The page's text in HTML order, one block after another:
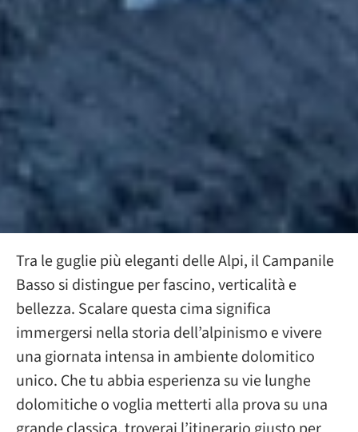
Tra le guglie più eleganti delle Alpi, il Campanile
Basso si distingue per fascino, verticalità e
bellezza. Scalare questa cima significa
immergersi nella storia dell’alpinismo e vivere
una giornata intensa in ambiente dolomitico
unico. Che tu abbia esperienza su vie lunghe
dolomitiche o voglia metterti alla prova su una